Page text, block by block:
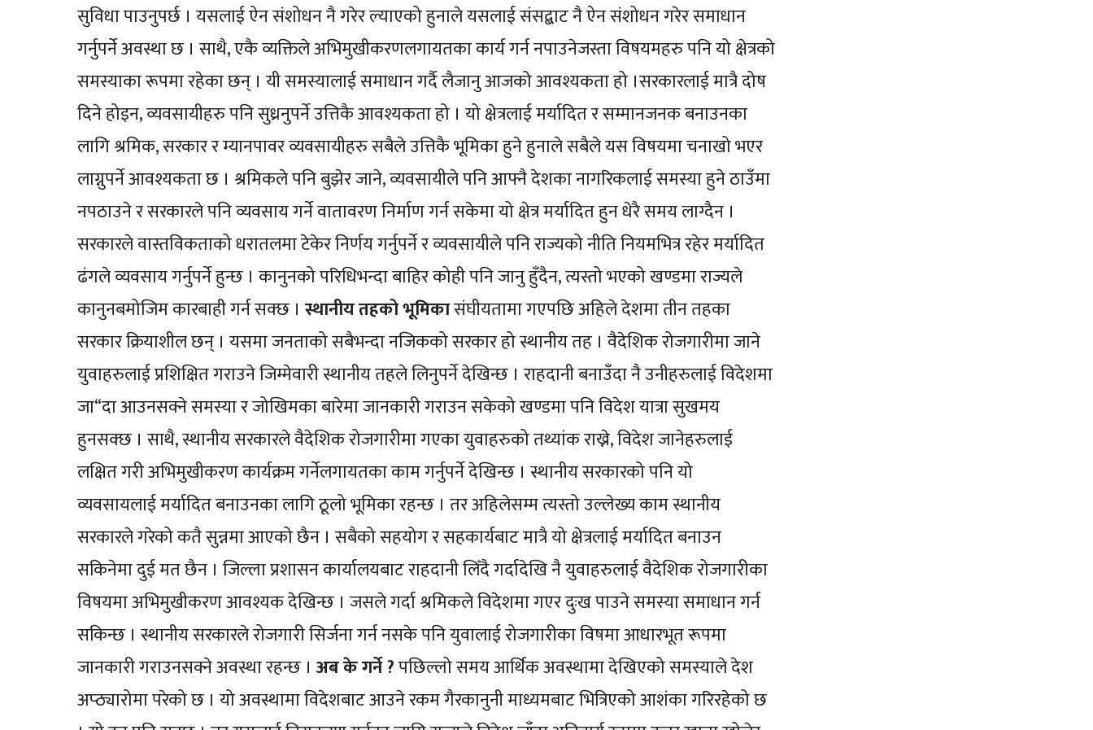
सुविधा पाउनुपर्छ । यसलाई ऐन संशोधन नै गरेर ल्याएको हुनाले यसलाई संसद्बाट नै ऐन संशोधन गरेर समाधान
गर्नुपर्ने अवस्था छ । साथै, एकै व्यक्तिले अभिमुखीकरणलगायतका कार्य गर्न नपाउनेजस्ता विषयमहरु पनि यो क्षेत्रको
समस्याका रूपमा रहेका छन् । यी समस्यालाई समाधान गर्दै लैजानु आजको आवश्यकता हो ।सरकारलाई मात्रै दोष
दिने होइन, व्यवसायीहरु पनि सुध्रनुपर्ने उत्तिकै आवश्यकता हो । यो क्षेत्रलाई मर्यादित र सम्मानजनक बनाउनका
लागि श्रमिक, सरकार र म्यानपावर व्यवसायीहरु सबैले उत्तिकै भूमिका हुने हुनाले सबैले यस विषयमा चनाखो भएर
लाग्नुपर्ने आवश्यकता छ । श्रमिकले पनि बुझेर जाने, व्यवसायीले पनि आफ्नै देशका नागरिकलाई समस्या हुने ठाउँमा
नपठाउने र सरकारले पनि व्यवसाय गर्ने वातावरण निर्माण गर्न सकेमा यो क्षेत्र मर्यादित हुन धेरै समय लाग्दैन ।
सरकारले वास्तविकताको धरातलमा टेकेर निर्णय गर्नुपर्ने र व्यवसायीले पनि राज्यको नीति नियमभित्र रहेर मर्यादित
ढंगले व्यवसाय गर्नुपर्ने हुन्छ । कानुनको परिधिभन्दा बाहिर कोही पनि जानु हुँदैन, त्यस्तो भएको खण्डमा राज्यले
कानुनबमोजिम कारबाही गर्न सक्छ । स्थानीय तहको भूमिकासंघीयतामा गएपछि अहिले देशमा तीन तहका
सरकार क्रियाशील छन् । यसमा जनताको सबैभन्दा नजिकको सरकार हो स्थानीय तह । वैदेशिक रोजगारीमा जाने
युवाहरुलाई प्रशिक्षित गराउने जिम्मेवारी स्थानीय तहले लिनुपर्ने देखिन्छ । राहदानी बनाउँदा नै उनीहरुलाई विदेशमा
जा“दा आउनसक्ने समस्या र जोखिमका बारेमा जानकारी गराउन सकेको खण्डमा पनि विदेश यात्रा सुखमय
हुनसक्छ । साथै, स्थानीय सरकारले वैदेशिक रोजगारीमा गएका युवाहरुको तथ्यांक राख्ने, विदेश जानेहरुलाई
लक्षित गरी अभिमुखीकरण कार्यक्रम गर्नेलगायतका काम गर्नुपर्ने देखिन्छ । स्थानीय सरकारको पनि यो
व्यवसायलाई मर्यादित बनाउनका लागि ठूलो भूमिका रहन्छ । तर अहिलेसम्म त्यस्तो उल्लेख्य काम स्थानीय
सरकारले गरेको कतै सुन्नमा आएको छैन । सबैको सहयोग र सहकार्यबाट मात्रै यो क्षेत्रलाई मर्यादित बनाउन
सकिनेमा दुई मत छैन । जिल्ला प्रशासन कार्यालयबाट राहदानी लिँदै गर्दादेखि नै युवाहरुलाई वैदेशिक रोजगारीका
विषयमा अभिमुखीकरण आवश्यक देखिन्छ । जसले गर्दा श्रमिकले विदेशमा गएर दुःख पाउने समस्या समाधान गर्न
सकिन्छ । स्थानीय सरकारले रोजगारी सिर्जना गर्न नसके पनि युवालाई रोजगारीका विषमा आधारभूत रूपमा
जानकारी गराउनसक्ने अवस्था रहन्छ ।अब के गर्ने ?पछिल्लो समय आर्थिक अवस्थामा देखिएको समस्याले देश
अप्ठ्यारोमा परेको छ । यो अवस्थामा विदेशबाट आउने रकम गैरकानुनी माध्यमबाट भित्रिएको आशंका गरिरहेको छ